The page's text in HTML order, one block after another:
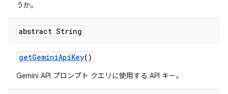
うか。
abstract String
getGeminiApiKey()
Gemini API プロンプト クエリに使用する API キー。